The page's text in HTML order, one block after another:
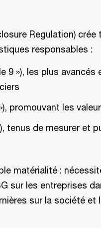
Regulation)
responsables :
9 »), les plus avancés
promouvant les
tenus de mesurer et
matérialité :
sur les entreprises
sur la société et